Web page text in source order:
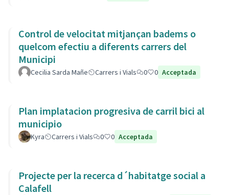
Control de velocitat mitjançan badems o
quelcom efectiu a diferents carrers del
Municipi
Cecilia Sarda Mañe Carrers i Vials 0 0 Acceptada
Plan implatacion progresiva de carril bici al
municipio
Kyra Carrers i Vials 0 0 Acceptada
Projecte per la recerca d´habitatge social a
Calafell